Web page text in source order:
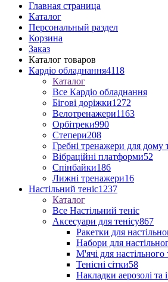
Главная страница
Каталог
Персональный раздел
Корзина
Заказ
Каталог товаров
Кардіо обладнання4118
Каталог
Все Кардіо обладнання
Бігові доріжки1272
Велотренажери1163
Орбітреки990
Степери208
Гребні тренажери для дому
Вібраційні платформи52
Спінбайки186
Лижні тренажери16
Настільний теніс1237
Каталог
Все Настільний теніс
Аксесуари для тенісу867
Ракетки для
Набори для
М'ячі для настільного
Тенісні сітки58
Накладки аерозолі та